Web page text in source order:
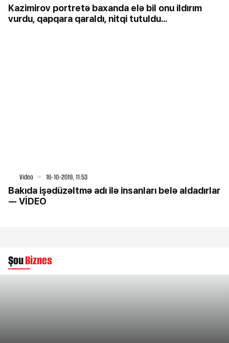
Kazimirov portretə baxanda elə bil onu ildırım
vurdu, qapqara qaraldı, nitqi tutuldu...
Video 16-10-2019, 11:53
Bakıda işədüzəltmə adı ilə insanları belə aldadırlar
— VİDEO
ŞouBiznes